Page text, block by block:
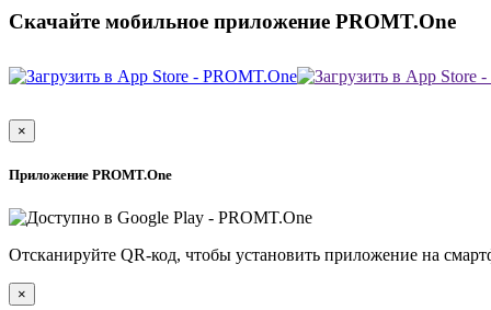
Скачайте мобильное приложение PROMT.One
×
Приложение PROMT.One
Отсканируйте QR-код, чтобы установить приложение на
×